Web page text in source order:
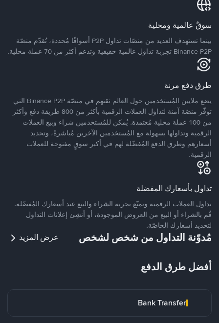
سوقٌ عالمية ومحلية
بينما تستهدف العديد من منصّات تداول P2P أسواقًا مُحددة، تُقدّم منصّة
Binance P2P تجربة تداول عالمية حقيقية وتدعم أكثر من 70 عملة محلية.
طرق دفع مرنة
يضع ملايين المُستخدمين حول العالم ثقتهم في منصّة Binance P2P التي
توفّر منصّة آمنة لتداول العملات الرقمية بأكثر من 800 طريقة دفع وأكثر
من 100 عملة محلية مُعتمدة. يُمكن للمُستخدمين شراء وبيع العملات
الرقمية وتداولها بسهولة مع المُستخدمين الآخرين مُباشرةً، وتحديد
أسعارهم وطرق الدفع المُفضّلة لهم في أكبر سوقٍ مفتوحة للعملات
الرقمية.
تداول بأسعارك المفضلة
تداول العملات الرقمية وتمتّع بحرية الشراء والبيع عند أسعارك المُفضّلة.
قُم بالشراء أو البيع من العروض الموجودة، أو أنشِئ إعلانات التداول
لتحديد أسعارك الخاصّة.
مُدوّنة التداول من شخص لشخص عرض المزيد
أفضل طرق الدفع
Bank Transfer